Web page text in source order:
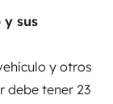
y sus
y otros
debe tener 23